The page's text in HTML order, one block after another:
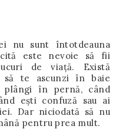
nu sunt întotdeauna
este nevoie să fii
de viață. Există
te ascunzi în baie
în pernă, când
ești confuză sau ai
Dar niciodată să nu
pentru prea mult.